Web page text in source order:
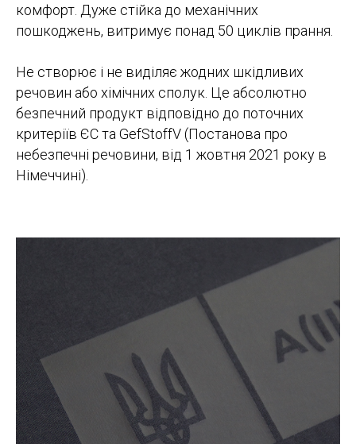
комфорт. Дуже стійка до механічних
пошкоджень, витримує понад 50 циклів прання.
Не створює і не виділяє жодних шкідливих
речовин або хімічних сполук. Це абсолютно
безпечний продукт відповідно до поточних
критеріїв ЄС та GefStoffV (Постанова про
небезпечні речовини, від 1 жовтня 2021 року в
Німеччині).